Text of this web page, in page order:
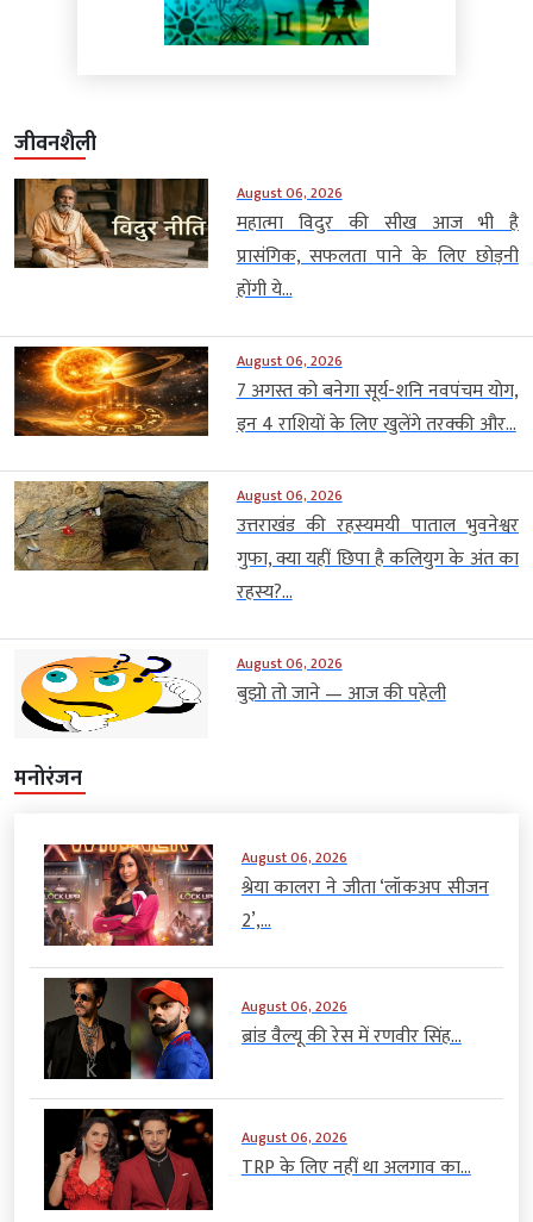
जीवनशैली
August 06, 2026
महात्मा विदुर की सीख आज भी है
प्रासंगिक, सफलता पाने के लिए छोड़नी
होंगी ये...
August 06, 2026
7 अगस्त को बनेगा सूर्य-शनि नवपंचम योग,
इन 4 राशियों के लिए खुलेंगे तरक्की और...
August 06, 2026
उत्तराखंड की रहस्यमयी पाताल भुवनेश्वर
गुफा, क्या यहीं छिपा है कलियुग के अंत का
रहस्य?...
August 06, 2026
बुझो तो जाने — आज की पहेली
मनोरंजन
August 06, 2026
श्रेया कालरा ने जीता ‘लॉकअप सीजन
2’,...
August 06, 2026
ब्रांड वैल्यू की रेस में रणवीर सिंह...
August 06, 2026
TRP के लिए नहीं था अलगाव का...